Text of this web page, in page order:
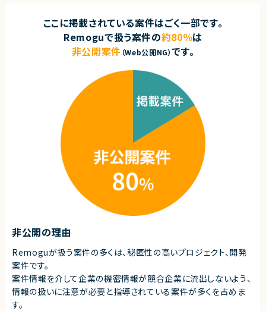
ここに掲載されている案件はごく一部です。
Remoguで扱う案件の約80％は
非公開案件 （Web公開NG）です。
非公開の理由
Remoguが扱う案件の多くは、秘匿性の高いプロジェクト、開発
案件です。
案件情報を介して企業の機密情報が競合企業に流出しないよう、
情報の扱いに注意が必要と指導されている案件が多くを占めま
す。